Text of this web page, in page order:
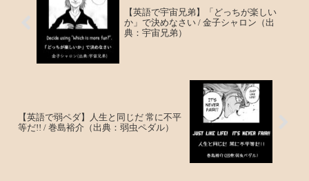
【英語で宇宙兄弟】「どっちが楽しい
か」で決めなさい / 金子シャロン（出
典：宇宙兄弟）
【英語で弱ペダ】人生と同じだ 常に不平
等だ!! / 巻島裕介（出典：弱虫ペダル）